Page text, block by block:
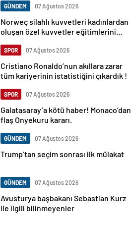
GÜNDEM 07 Ağustos 2026
Norweç silahlı kuvvetleri kadınlardan
oluşan özel kuvvetler eğitimlerini
SPOR 07 Ağustos 2026
Cristiano Ronaldo’nun akıllara zarar
tüm kariyerinin istatistiğini çıkardık !
SPOR 07 Ağustos 2026
Galatasaray’a kötü haber! Monaco’dan
flaş Onyekuru kararı.
GÜNDEM 07 Ağustos 2026
Trump’tan seçim sonrası ilk mülakat
GÜNDEM 07 Ağustos 2026
Avusturya başbakanı Sebastian Kurz
ile ilgili bilinmeyenler